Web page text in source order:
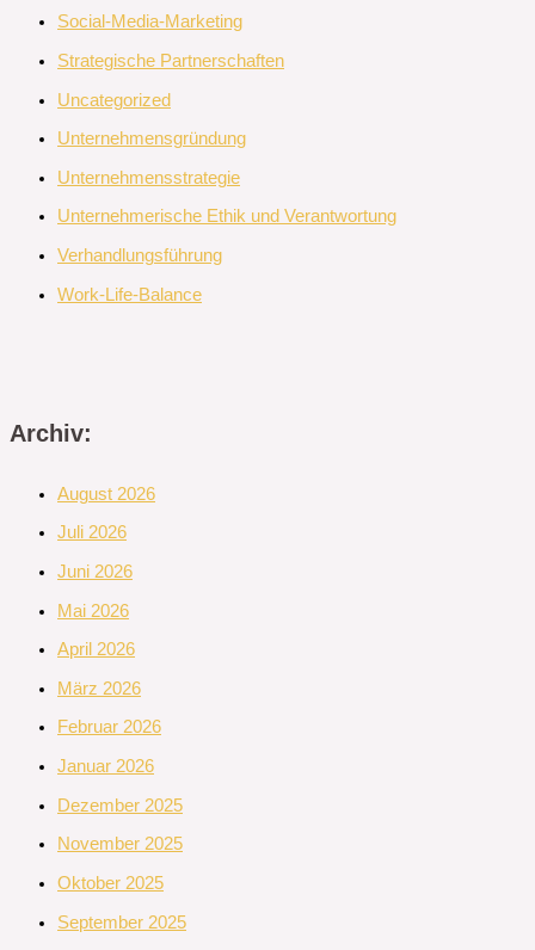
Social-Media-Marketing
Strategische Partnerschaften
Uncategorized
Unternehmensgründung
Unternehmensstrategie
Unternehmerische Ethik und Verantwortung
Verhandlungsführung
Work-Life-Balance
Archiv:
August 2026
Juli 2026
Juni 2026
Mai 2026
April 2026
März 2026
Februar 2026
Januar 2026
Dezember 2025
November 2025
Oktober 2025
September 2025